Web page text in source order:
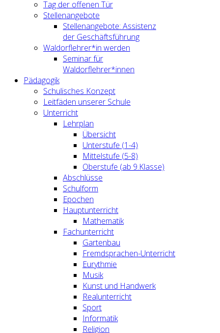
Tag der offenen Tür
Stellenangebote
Stellenangebote: Assistenz
der Geschäftsführung
Waldorflehrer*in werden
Seminar für
Waldorflehrer*innen
Pädagogik
Schulisches Konzept
Leitfäden unserer Schule
Unterricht
Lehrplan
Übersicht
Unterstufe (1-4)
Mittelstufe (5-8)
Oberstufe (ab 9.Klasse)
Abschlüsse
Schulform
Epochen
Hauptunterricht
Mathematik
Fachunterricht
Gartenbau
Fremdsprachen-Unterricht
Eurythmie
Musik
Kunst und Handwerk
Realunterricht
Sport
Informatik
Religion